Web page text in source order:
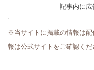
記事内に
※当サイトに掲載の情報は
報は公式サイトをご確認くだ